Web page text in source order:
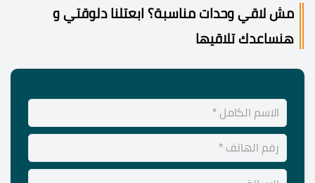
مش لاقي وحدات مناسبة؟ ابعتلنا دلوقتي و
هنساعدك تلاقيها